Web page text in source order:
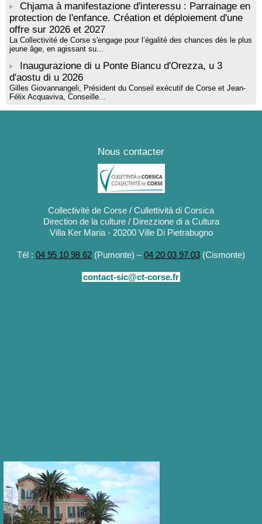
Chjama à manifestazione d'interessu : Parrainage en
protection de l'enfance. Création et déploiement d'une
offre sur 2026 et 2027
La Collectivité de Corse s'engage pour l’égalité des chances dès le plus
jeune âge, en agissant su...
Inaugurazione di u Ponte Biancu d'Orezza, u 3
d'aostu di u 2026
Gilles Giovannangeli, Président du Conseil exécutif de Corse et Jean-
Félix Acquaviva, Conseille...
Nous contacter
Collectivité de Corse / Cullettività di Corsica
Direction de la culture / Direzzione di a Cultura
Villa Ker Maria - 20200 Ville Di Pietrabugno
Tél : 04 95 10 98 62 (Pumonte) –04 20 03 97 03 (Cismonte)
contact-sic@ct-corse.fr